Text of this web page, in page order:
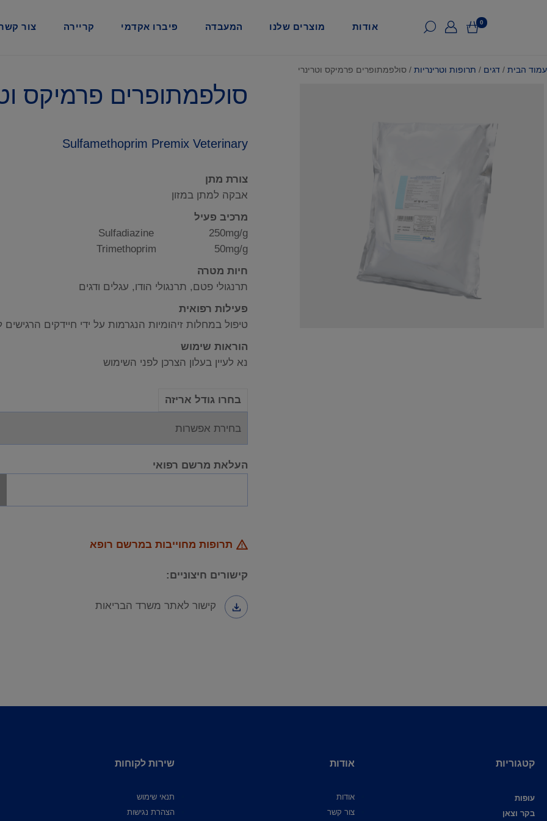
אודות מוצרים שלנו המעבדה פיברו אקדמי קריירה צור 0
עמוד הבית / דגים / תרופות וטרינריות / סולפמתופרים פרמיקס וטרינרי
סולפמתופרים פרמיקס
Sulfamethoprim Premix Veterinary
צורת מתן
אבקה למתן במזון
מרכיב פעיל
Sulfadiazine 250mg/g
Trimethoprim 50mg/g
חיות מטרה
תרנגולי פטם, תרנגולי הודו, עגלים ודגים
פעילות רפואית
טיפול במחלות זיהומיות הנגרמות על ידי חיידקים
הוראות שימוש
נא לעיין בעלון הצרכן לפני השימוש
בחרו גודל אריזה
העלאת מרשם רפואי
תרופות מחוייבות במרשם רופא
קישורים חיצוניים:
קישור לאתר משרד הבריאות
קטגוריות
עופות
בקר וצאן
אודות
אודות
צור קשר
שירות לקוחות
תנאי שימוש
הצהרת נגישות